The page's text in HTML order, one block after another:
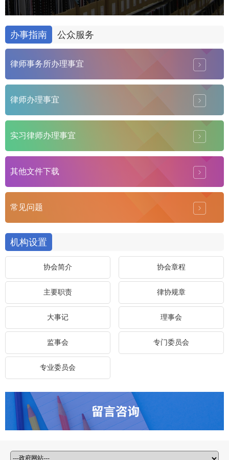
办事指南 公众服务
律师事务所办理事宜
律师办理事宜
实习律师办理事宜
其他文件下载
常见问题
机构设置
协会简介 协会章程
主要职责 律协规章
大事记 理事会
监事会 专门委员会
专业委员会